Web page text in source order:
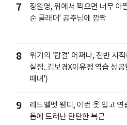
7
장원영, 위에서 찍으면 너무
순 글래머' 공주님에 깜짝
8
위기의 '탑걸' 어쩌나, 전반 시
실점..김보경X이유정 역습 성
때녀')
9
레드벨벳 웬디, 이런 옷 입고 연
톱에 드러난 탄탄한 복근